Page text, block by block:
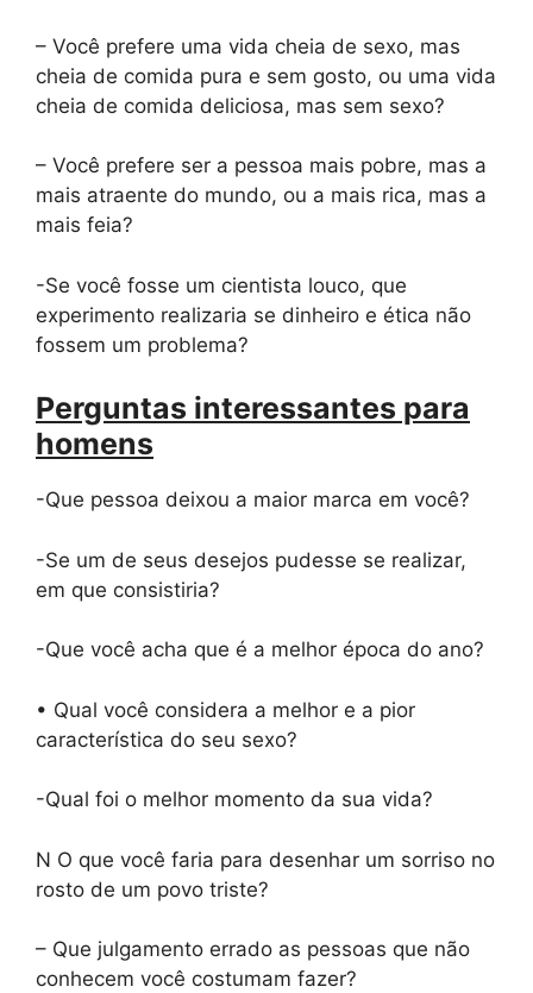
– Você prefere uma vida cheia de sexo, mas
cheia de comida pura e sem gosto, ou uma vida
cheia de comida deliciosa, mas sem sexo?
– Você prefere ser a pessoa mais pobre, mas a
mais atraente do mundo, ou a mais rica, mas a
mais feia?
-Se você fosse um cientista louco, que
experimento realizaria se dinheiro e ética não
fossem um problema?
Perguntas interessantes para
homens
-Que pessoa deixou a maior marca em você?
-Se um de seus desejos pudesse se realizar,
em que consistiria?
-Que você acha que é a melhor época do ano?
• Qual você considera a melhor e a pior
característica do seu sexo?
-Qual foi o melhor momento da sua vida?
N O que você faria para desenhar um sorriso no
rosto de um povo triste?
– Que julgamento errado as pessoas que não
conhecem você costumam fazer?